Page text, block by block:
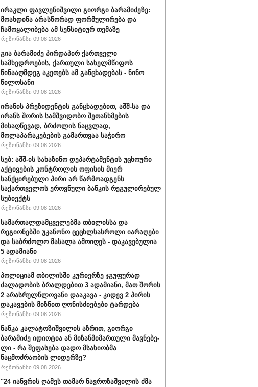
ირაკლი ფავლენიშვილი გიორგი ბარამიძეზე:
მოახდინა არასწორად ფორმულირება და
ჩამოყალიბება ამ სენსიტიურ თემაზე
რეზონანსი 09.08.2026
გია ბარამიძე პირდაპირ ქართველი
სამხედროების, ქართული სახელმწიფოს
წინააღმდეგ აკეთებს ამ განცხადებას - ნინო
წილოსანი
რეზონანსი 09.08.2026
ირანის პრეზიდენტის განცხადებით, აშშ-სა და
ირანს შორის სამშვიდობო შეთანხმების
მისაღწევად, ბრძოლის ნაცვლად,
მოლაპარაკებების გამართვაა საჭირო
რეზონანსი 09.08.2026
სებ: აშშ-ის სახაზინო დეპარტამენტის უცხოური
აქტივების კონტროლის ოფისის მიერ
სანქცირებული პირი არ წარმოადგენს
საქართველოს ეროვნული ბანკის რეგულირებულ
სუბიექტს
რეზონანსი 09.08.2026
სამართალდამცველებმა თბილისსა და
რეგიონებში უკანონო ცეცხლსასროლი იარაღები
და საბრძოლო მასალა ამოიღეს - დაკავებულია
5 ადამიანი
რეზონანსი 09.08.2026
პოლიციამ თბილისში კურიერზე ჯგუფურად
ძალადობის ბრალდებით 3 ადამიანი, მათ შორის
2 არასრულწლოვანი დააკავა - კიდევ 2 პირის
დაკავების მიზნით ღონისძიებები ტარდება
რეზონანსი 09.08.2026
ნანკა კალატოზიშვილის აზრით, გიორგი
ბარამიძე იდიოტია ან მი­ზან­მი­მარ­თუ­ლი მავ­ნე­ბე­
ლი - რა შეფასება დადო მსახიობმა
ნაცმოძრაობის ლიდერზე?
რეზონანსი 09.08.2026
"24 იანვრის ღამეს თამარ ნავროზაშვილის ძმა